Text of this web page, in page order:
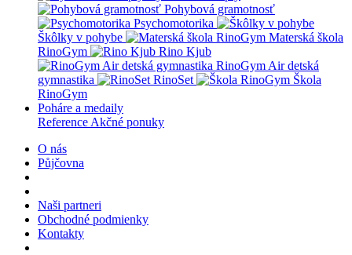
Pohybová gramotnosť
Psychomotorika
Škôlky v pohybe
Materská škola
RinoGym
Rino Kjub
RinoGym Air detská
gymnastika
RinoSet
Škola
RinoGym
Poháre a medaily
Reference Akčné ponuky
O nás
Půjčovna
Naši partneri
Obchodné podmienky
Kontakty